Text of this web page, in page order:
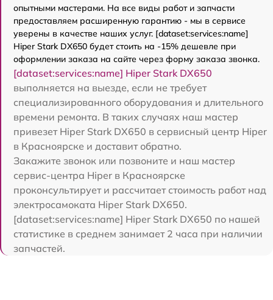
опытными мастерами. На все виды работ и запчасти
предоставляем расширенную гарантию - мы в сервисе
уверены в качестве наших услуг. [dataset:services:name]
Hiper Stark DX650 будет стоить на -15% дешевле при
оформлении заказа на сайте через форму заказа звонка.
[dataset:services:name] Hiper Stark DX650
выполняется на выезде, если не требует
специализированного оборудования и длительного
времени ремонта. В таких случаях наш мастер
привезет Hiper Stark DX650 в сервисный центр Hiper
в Красноярске и доставит обратно.
Закажите звонок или позвоните и наш мастер
сервис-центра Hiper в Красноярске
проконсультирует и рассчитает стоимость работ над
электросамоката Hiper Stark DX650.
[dataset:services:name] Hiper Stark DX650 по нашей
статистике в среднем занимает 2 часа при наличии
запчастей.